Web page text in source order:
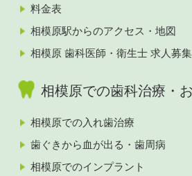
料金表
相模原駅からのアクセス・地図
相模原 歯科医師・衛生士 求人募集
相模原での歯科治療・
相模原での入れ歯治療
歯ぐきから血が出る・歯周病
相模原でのインプラント